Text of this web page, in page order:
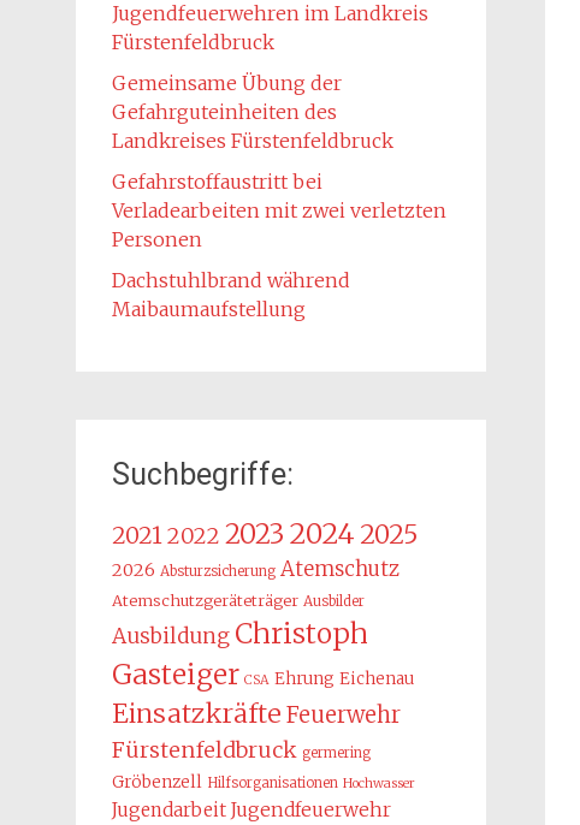
Jugendfeuerwehren im Landkreis
Fürstenfeldbruck
Gemeinsame Übung der
Gefahrguteinheiten des
Landkreises Fürstenfeldbruck
Gefahrstoffaustritt bei
Verladearbeiten mit zwei verletzten
Personen
Dachstuhlbrand während
Maibaumaufstellung
Suchbegriffe:
20212022 2023 2024 2025
2026 Absturzsicherung Atemschutz
Atemschutzgeräteträger Ausbilder
Ausbildung Christoph
Gasteiger CSA Ehrung Eichenau
Einsatzkräfte Feuerwehr
Fürstenfeldbruck germering
Gröbenzell Hilfsorganisationen Hochwasser
Jugendarbeit Jugendfeuerwehr